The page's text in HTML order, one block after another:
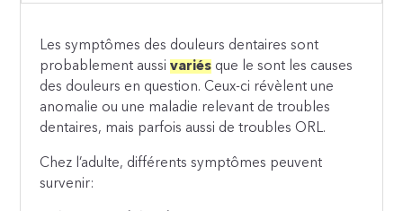
Les symptômes des douleurs dentaires sont
probablement aussivariés que le sont les causes
des douleurs en question. Ceux-ci révèlent une
anomalie ou une maladie relevant de troubles
dentaires, mais parfois aussi de troubles ORL.
Chez l’adulte, différents symptômes peuvent
survenir: